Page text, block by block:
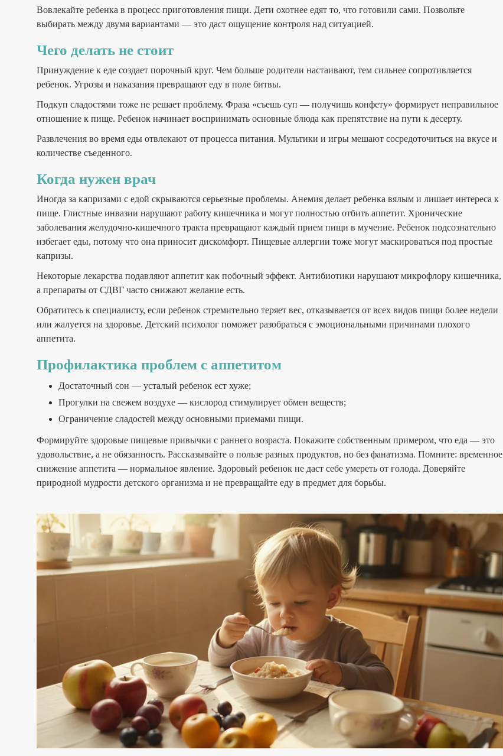
Вовлекайте ребенка в процесс приготовления пищи. Дети охотнее едят то, что готовили сами. Позвольте
выбирать между двумя вариантами — это даст ощущение контроля над ситуацией.
Чего делать не стоит
Принуждение к еде создает порочный круг. Чем больше родители настаивают, тем сильнее сопротивляется
ребенок. Угрозы и наказания превращают еду в поле битвы.
Подкуп сладостями тоже не решает проблему. Фраза «съешь суп — получишь конфету» формирует неправильное
отношение к пище. Ребенок начинает воспринимать основные блюда как препятствие на пути к десерту.
Развлечения во время еды отвлекают от процесса питания. Мультики и игры мешают сосредоточиться на вкусе и
количестве съеденного.
Когда нужен врач
Иногда за капризами с едой скрываются серьезные проблемы. Анемия делает ребенка вялым и лишает интереса к
пище. Глистные инвазии нарушают работу кишечника и могут полностью отбить аппетит. Хронические
заболевания желудочно-кишечного тракта превращают каждый прием пищи в мучение. Ребенок подсознательно
избегает еды, потому что она приносит дискомфорт. Пищевые аллергии тоже могут маскироваться под простые
капризы.
Некоторые лекарства подавляют аппетит как побочный эффект. Антибиотики нарушают микрофлору кишечника,
а препараты от СДВГ часто снижают желание есть.
Обратитесь к специалисту, если ребенок стремительно теряет вес, отказывается от всех видов пищи более недели
или жалуется на здоровье. Детский психолог поможет разобраться с эмоциональными причинами плохого
аппетита.
Профилактика проблем с аппетитом
Достаточный сон — усталый ребенок ест хуже;
Прогулки на свежем воздухе — кислород стимулирует обмен веществ;
Ограничение сладостей между основными приемами пищи.
Формируйте здоровые пищевые привычки с раннего возраста. Покажите собственным примером, что еда — это
удовольствие, а не обязанность. Рассказывайте о пользе разных продуктов, но без фанатизма. Помните: временное
снижение аппетита — нормальное явление. Здоровый ребенок не даст себе умереть от голода. Доверяйте
природной мудрости детского организма и не превращайте еду в предмет для борьбы.